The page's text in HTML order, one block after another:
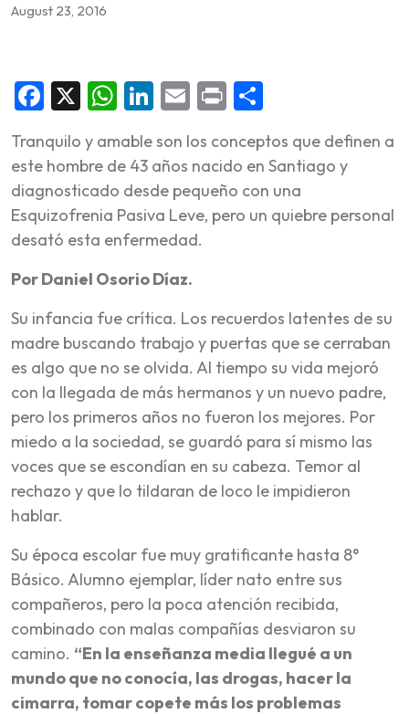
August 23, 2016
Facebook
X WhatsApp
LinkedIn
Email
Print
Tranquilo y amable son los conceptos que definen a
este hombre de 43 años nacido en Santiago y
diagnosticado desde pequeño con una
Esquizofrenia Pasiva Leve, pero un quiebre personal
desató esta enfermedad.
Por Daniel Osorio Díaz.
Su infancia fue crítica. Los recuerdos latentes de su
madre buscando trabajo y puertas que se cerraban
es algo que no se olvida. Al tiempo su vida mejoró
con la llegada de más hermanos y un nuevo padre,
pero los primeros años no fueron los mejores. Por
miedo a la sociedad, se guardó para sí mismo las
voces que se escondían en su cabeza. Temor al
rechazo y que lo tildaran de loco le impidieron
hablar.
Su época escolar fue muy gratificante hasta 8°
Básico. Alumno ejemplar, líder nato entre sus
compañeros, pero la poca atención recibida,
combinado con malas compañías desviaron su
camino. “En la enseñanza media llegué a un
mundo que no conocía, las drogas, hacer la
cimarra, tomar copete más los problemas